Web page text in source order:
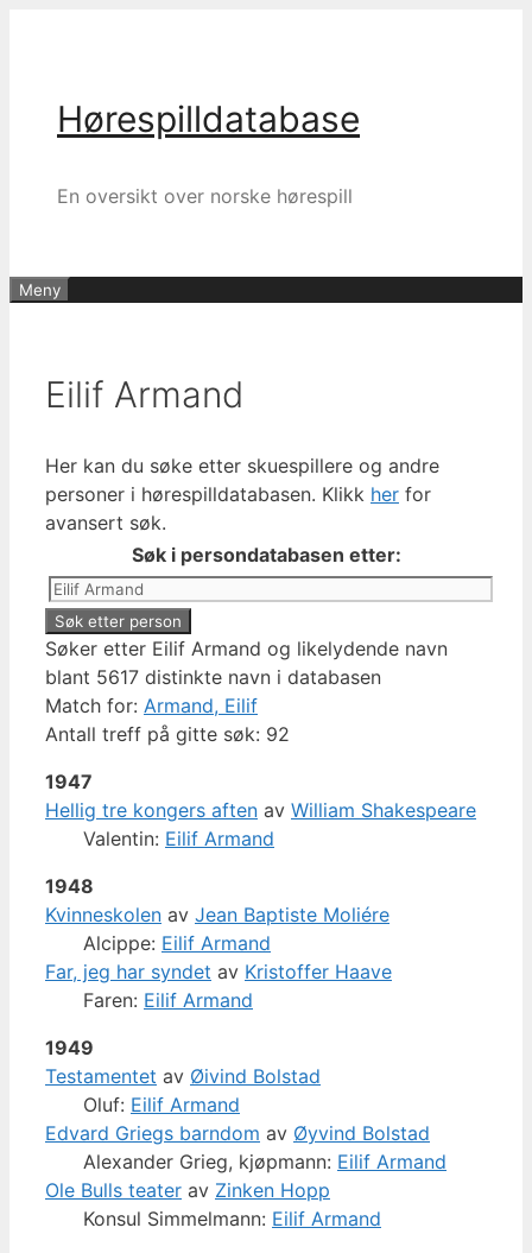
Hørespilldatabase
En oversikt over norske hørespill
Meny
Eilif Armand
Her kan du søke etter skuespillere og andre
personer i hørespilldatabasen. Klikk her for
avansert søk.
Søk i persondatabasen etter:
Søker etter Eilif Armand og likelydende navn
blant 5617 distinkte navn i databasen
Match for: Armand, Eilif
Antall treff på gitte søk: 92
1947
Hellig tre kongers aften av William Shakespeare
Valentin: Eilif Armand
1948
Kvinneskolen av Jean Baptiste Moliére
Alcippe: Eilif Armand
Far, jeg har syndet av Kristoffer Haave
Faren: Eilif Armand
1949
Testamentet av Øivind Bolstad
Oluf: Eilif Armand
Edvard Griegs barndom av Øyvind Bolstad
Alexander Grieg, kjøpmann: Eilif Armand
Ole Bulls teater av Zinken Hopp
Konsul Simmelmann: Eilif Armand